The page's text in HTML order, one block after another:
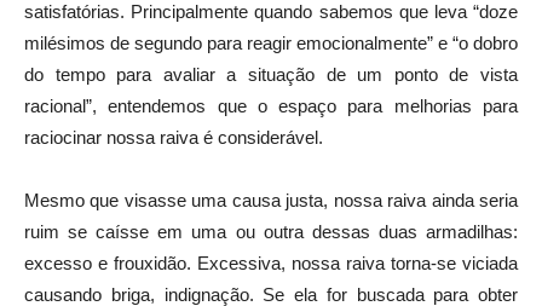
satisfatórias. Principalmente quando sabemos que leva “doze
milésimos de segundo para reagir emocionalmente” e “o dobro
do tempo para avaliar a situação de um ponto de vista
racional”, entendemos que o espaço para melhorias para
raciocinar nossa raiva é considerável.
Mesmo que visasse uma causa justa, nossa raiva ainda seria
ruim se caísse em uma ou outra dessas duas armadilhas:
excesso e frouxidão. Excessiva, nossa raiva torna-se viciada
causando briga, indignação. Se ela for buscada para obter